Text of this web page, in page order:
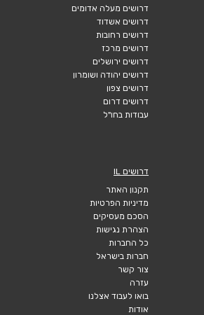
דרושים מעלה אדומים
דרושים אשדוד
דרושים רחובות
דרושים מרכז
דרושים ירושלים
דרושים יהודה ושומרון
דרושים צפון
דרושים דרום
עבודות בחו"ל
דרושים IL
תקנון האתר
מדיניות הפרטיות
הסכם מעסיקים
הצהרת נגישות
כל החברות
חברות בישראל
צור קשר
עזרה
בואו לעבוד אצלנו
אודות